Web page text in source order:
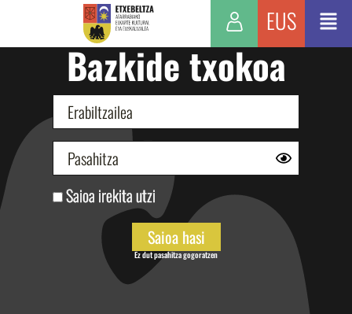
EUS
Bazkide txokoa
Saioa irekita utzi
Ez dut pasahitza gogoratzen